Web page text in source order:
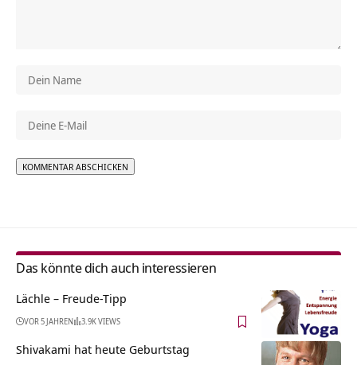
Das könnte dich auch interessieren
Lächle – Freude-Tipp
VOR 5 JAHREN 3.9K VIEWS
Shivakami hat heute Geburtstag